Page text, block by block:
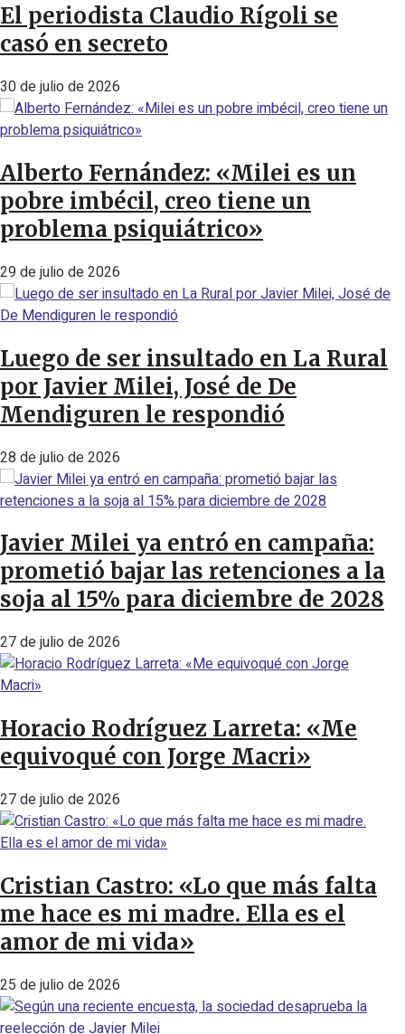
El periodista Claudio Rígoli se
casó en secreto
30 de julio de 2026
Alberto Fernández: «Milei es un
pobre imbécil, creo tiene un
problema psiquiátrico»
29 de julio de 2026
Luego de ser insultado en La Rural
por Javier Milei, José de De
Mendiguren le respondió
28 de julio de 2026
Javier Milei ya entró en campaña:
prometió bajar las retenciones a la
soja al 15% para diciembre de 2028
27 de julio de 2026
Horacio Rodríguez Larreta: «Me
equivoqué con Jorge Macri»
27 de julio de 2026
Cristian Castro: «Lo que más falta
me hace es mi madre. Ella es el
amor de mi vida»
25 de julio de 2026